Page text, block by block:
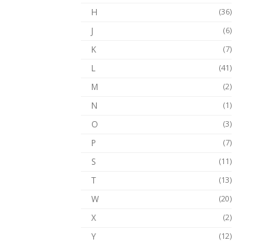
(36)
H
(6)
J
(7)
K
(41)
L
(2)
M
(1)
N
(3)
O
(7)
P
(11)
S
(13)
T
(20)
W
(2)
X
(12)
Y